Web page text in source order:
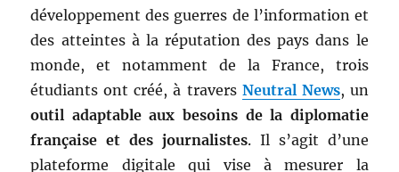
développement des guerres de l’information et
des atteintes à la réputation des pays dans le
monde, et notamment de la France, trois
étudiants ont créé, à travers Neutral News, un
outil adaptable aux besoins de la diplomatie
française et des journalistes. Il s’agit d’une
plateforme digitale qui vise à mesurer la